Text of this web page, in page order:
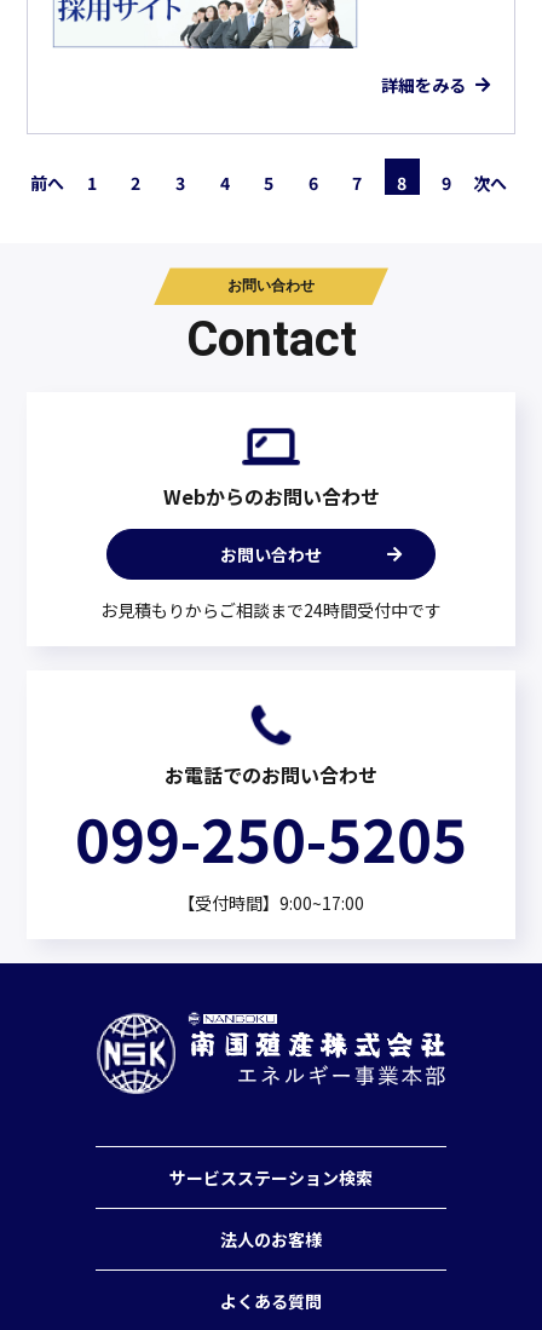
詳細をみる
前へ 1 2 3 4 5 6 7 8 9 次へ
お問い合わせ
Contact
Webからのお問い合わせ
お問い合わせ
お見積もりからご相談まで24時間受付中です
お電話でのお問い合わせ
099-250-5205
【受付時間】9:00~17:00
サービスステーション検索
法人のお客様
よくある質問